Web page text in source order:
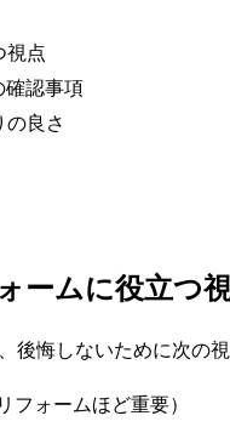
視点
確認事項
の良さ
ームに役立つ
悔しないために次の
フォームほど重要）